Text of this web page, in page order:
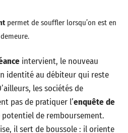
permet de souffler lorsqu’on est en
intervient, le nouveau
identité au débiteur qui reste
les sociétés de
pas de pratiquer l’enquête de
de remboursement.
il sert de boussole : il oriente